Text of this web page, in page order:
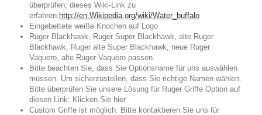
überprüfen, dieses Wiki-Link zu
erfahren: http://en.Wikipedia.org/wiki/Water_buffalo
Eingebettete weiße Knochen auf Logo
Ruger Blackhawk, Ruger Super Blackhawk, alte Ruger
Blackhawk, Ruger alte Super Blackhawk, neue Ruger
Vaquero, alte Ruger Vaquero passen.
Bitte beachten Sie, dass Sie Optionsname für uns auswählen
müssen. Um sicherzustellen, dass Sie richtige Namen wählen.
Bitte überprüfen Sie unsere Lösung für Ruger Griffe Option auf
diesen Link: Klicken Sie hier
Custom Griffe ist möglich. Bitte kontaktieren Sie uns für